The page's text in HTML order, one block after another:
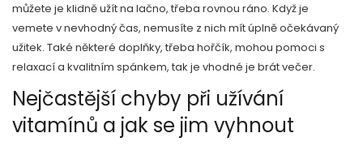
můžete je klidně užít na lačno, třeba rovnou ráno. Když je
vemete v nevhodný čas, nemusíte z nich mít úplně očekávaný
užitek. Také některé doplňky, třeba hořčík, mohou pomoci s
relaxací a kvalitním spánkem, tak je vhodné je brát večer.
Nejčastější chyby při užívání
vitamínů a jak se jim vyhnout